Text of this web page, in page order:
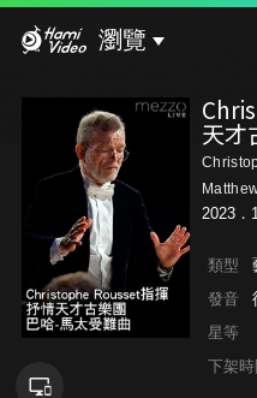
瀏覽
天才
2023．
類型
發音
星等
下架時